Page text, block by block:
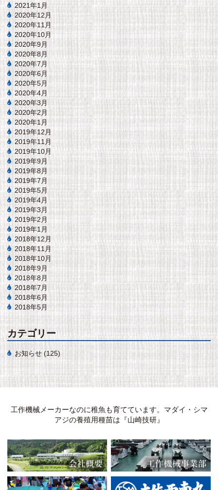
2021年1月
2020年12月
2020年11月
2020年10月
2020年9月
2020年8月
2020年7月
2020年6月
2020年5月
2020年4月
2020年3月
2020年2月
2020年1月
2019年12月
2019年11月
2019年10月
2019年9月
2019年8月
2019年7月
2019年5月
2019年4月
2019年3月
2019年2月
2019年1月
2018年12月
2018年11月
2018年10月
2018年9月
2018年8月
2018年7月
2018年6月
2018年5月
カテゴリー
お知らせ (125)
工作機械メーカーなのに稚魚も育てています。マダイ・シマ
アジの養殖用種苗は『山崎技研』